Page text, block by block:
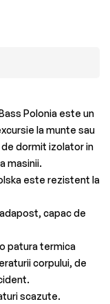
Polonia este un
la munte sau
dormit izolator in
masinii.
este rezistent la
capac de
patura termica
corpului, de
scazute.